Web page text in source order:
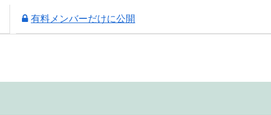
有料メンバーだけに公開